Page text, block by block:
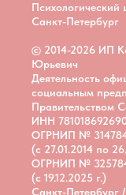
Санкт-Петербург
© 2014-2026 ИП
Юрьевич
Деятельность
социальным
Правительством
ИНН
ОГРНИП №
(c 27.01.2014 по
ОГРНИП №
(с 19.12.2025 г.)
Санкт-Петербург